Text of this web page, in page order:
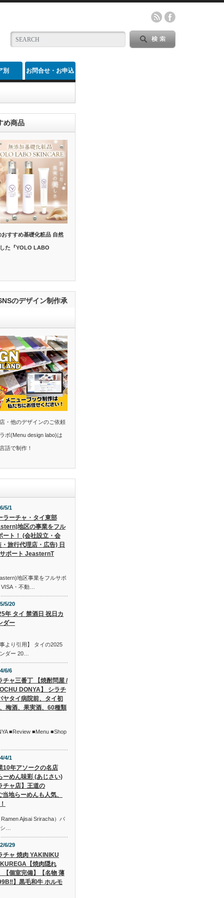
別 お問合せ・お申込
の健康サポート
め商品
すすめ基礎化粧品 自然
た『YOLO LABO
のデザイン制作承
・他のデザインのご依頼
ボ(Menu design labo)は
語で制作！
5/1
ラーチャ・タイ東部
地区の事業をフル
ート！ (会社設立・会
旅行代理店・広告) 日
ポート JeasternT
地区事業をフルサポ
・不動…
5/20
年 タイ 禁酒日 祝日カ
ダー
より引用】 タイの2025
ダー 20…
6/6
チャ三番丁 【焼酎問屋 /
DONYA】 シラチ
ヤタイ病院前、タイ初
梅酒、果実酒、60種類
■Review ■Menu ■Shop
4/1
10年アソークの名店
ーめん味彩 (あじさい)
チャ店】王道の
地らーめんも人気、
Ajisai Sriracha）バ
…
6/29
チャ 焼肉 YAKINIKU
【焼肉隠れ
【個室完備】【名物 薄
】黒毛和牛 ホルモ